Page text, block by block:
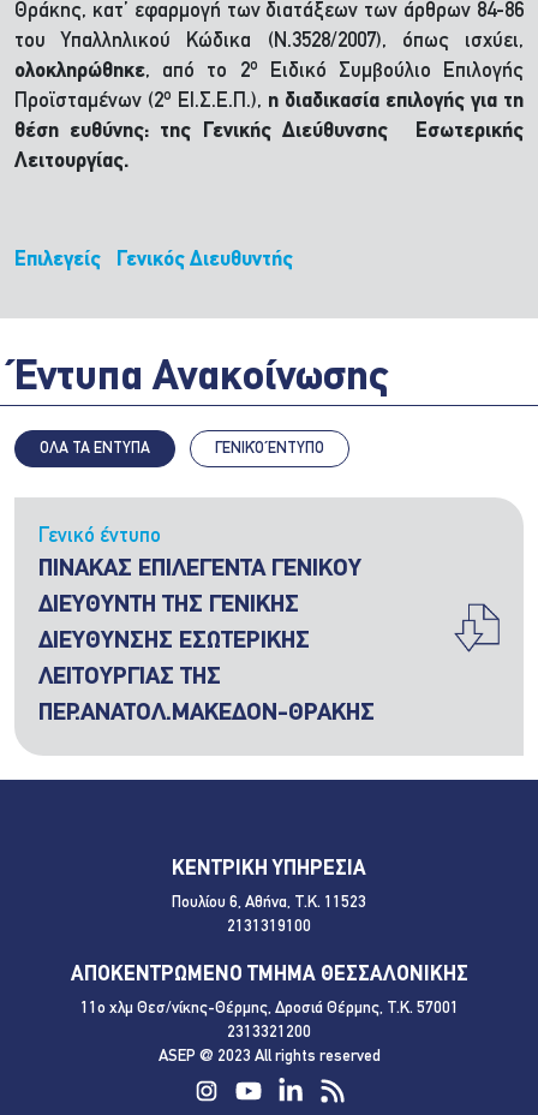
Θράκης, κατ’ εφαρμογή των διατάξεων των άρθρων 84-86
του Υπαλληλικού Κώδικα (Ν.3528/2007), όπως ισχύει,
ολοκληρώθηκε, από το 2ο
Ειδικό Συμβούλιο Επιλογής
Προϊσταμένων (2ο ΕΙ.Σ.Ε.Π.), η διαδικασία επιλογής για τη
θέση ευθύνης: της Γενικής Διεύθυνσης Εσωτερικής
Λειτουργίας.
Επιλεγείς Γενικός Διευθυντής
Έντυπα Ανακοίνωσης
ΟΛΑ ΤΑ ΕΝΤΥΠΑ ΓΕΝΙΚΌ ΈΝΤΥΠΟ
Γενικό έντυπο
ΠΙΝΑΚΑΣ ΕΠΙΛΕΓΕΝΤΑ ΓΕΝΙΚΟΥ
ΔΙΕΥΘΥΝΤΗ ΤΗΣ ΓΕΝΙΚΗΣ
ΔΙΕΥΘΥΝΣΗΣ ΕΣΩΤΕΡΙΚΗΣ
ΛΕΙΤΟΥΡΓΙΑΣ ΤΗΣ
ΠΕΡ.ΑΝΑΤΟΛ.ΜΑΚΕΔΟΝ-ΘΡΑΚΗΣ
ΚΕΝΤΡΙΚΗ ΥΠΗΡΕΣΙΑ
Πουλίου 6, Αθήνα, Τ.Κ. 11523
2131319100
ΑΠΟΚΕΝΤΡΩΜΕΝΟ ΤΜΗΜΑ ΘΕΣΣΑΛΟΝΙΚΗΣ
11ο χλμ Θεσ/νίκης-Θέρμης, Δροσιά Θέρμης, Τ.Κ. 57001
2313321200
ASEP @ 2023 All rights reserved